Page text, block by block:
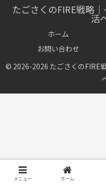
たごさくのFIRE戦略
活
ホーム
お問い合わせ
© 2026-2026 たごさくのFIRE
メニュー ホーム